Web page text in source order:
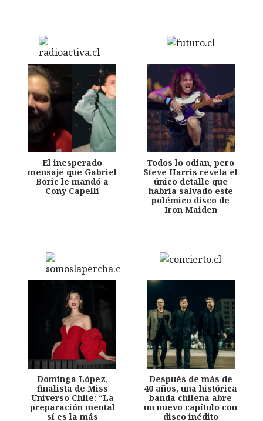
El inesperado
mensaje que Gabriel
Boric le mandó a
Cony Capelli
Todos lo odian, pero
Steve Harris revela el
único detalle que
habría salvado este
polémico disco de
Iron Maiden
Dominga López,
finalista de Miss
Universo Chile: “La
preparación mental
sí es la más
Después de más de
40 años, una histórica
banda chilena abre
un nuevo capítulo con
disco inédito